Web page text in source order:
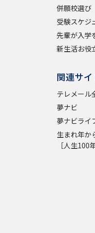
学問の教科書
併願校選び
受験スケジ
先輩が入学
新生活お役
関連サイ
テレメール
夢ナビ
夢ナビライ
生まれ年か
［人生100